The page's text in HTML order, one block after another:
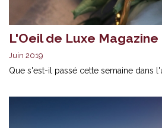
L'Oeil de Luxe Magazine
Juin 2019
Que s'est-il passé cette semaine dans